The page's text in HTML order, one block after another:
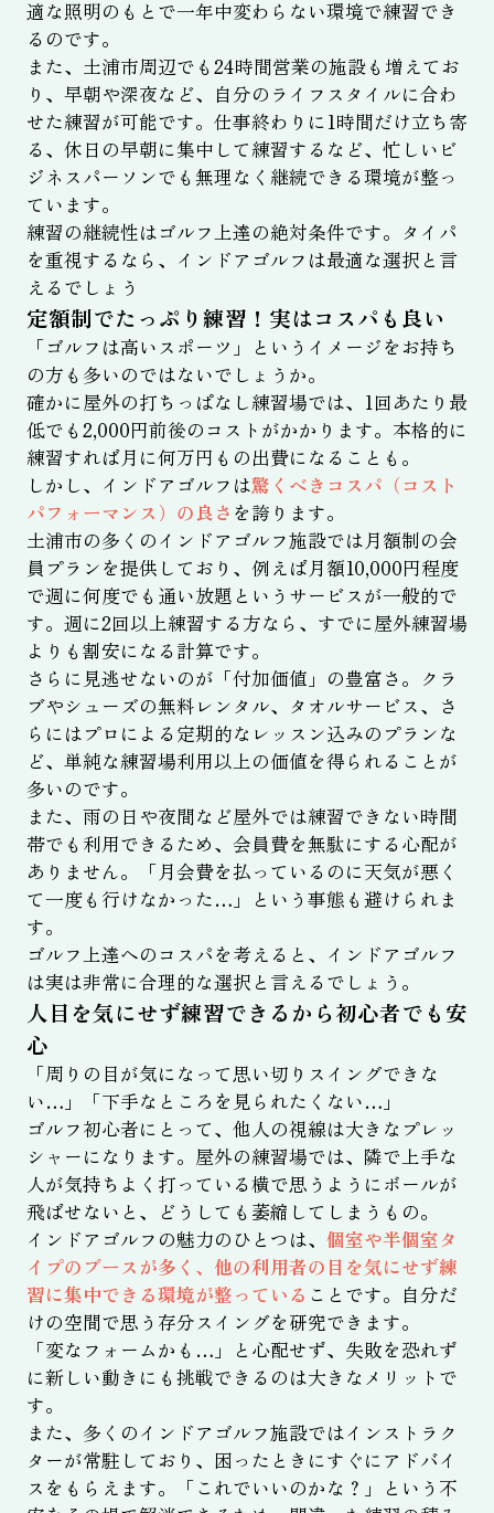
適な照明のもとで一年中変わらない環境で練習でき
るのです。
また、土浦市周辺でも24時間営業の施設も増えてお
り、早朝や深夜など、自分のライフスタイルに合わ
せた練習が可能です。仕事終わりに1時間だけ立ち寄
る、休日の早朝に集中して練習するなど、忙しいビ
ジネスパーソンでも無理なく継続できる環境が整っ
ています。
練習の継続性はゴルフ上達の絶対条件です。タイパ
を重視するなら、インドアゴルフは最適な選択と言
えるでしょう
定額制でたっぷり練習！実はコスパも良い
「ゴルフは高いスポーツ」というイメージをお持ち
の方も多いのではないでしょうか。
確かに屋外の打ちっぱなし練習場では、1回あたり最
低でも2,000円前後のコストがかかります。本格的に
練習すれば月に何万円もの出費になることも。
しかし、インドアゴルフは驚くべきコスパ（コスト
パフォーマンス）の良さ を誇ります。
土浦市の多くのインドアゴルフ施設では月額制の会
員プランを提供しており、例えば月額10,000円程度
で週に何度でも通い放題というサービスが一般的で
す。週に2回以上練習する方なら、すでに屋外練習場
よりも割安になる計算です。
さらに見逃せないのが「付加価値」の豊富さ。クラ
ブやシューズの無料レンタル、タオルサービス、さ
らにはプロによる定期的なレッスン込みのプランな
ど、単純な練習場利用以上の価値を得られることが
多いのです。
また、雨の日や夜間など屋外では練習できない時間
帯でも利用できるため、会員費を無駄にする心配が
ありません。「月会費を払っているのに天気が悪く
て一度も行けなかった…」という事態も避けられま
す。
ゴルフ上達へのコスパを考えると、インドアゴルフ
は実は非常に合理的な選択と言えるでしょう。
人目を気にせず練習できるから初心者でも安
心
「周りの目が気になって思い切りスイングできな
い…」「下手なところを見られたくない…」
ゴルフ初心者にとって、他人の視線は大きなプレッ
シャーになります。屋外の練習場では、隣で上手な
人が気持ちよく打っている横で思うようにボールが
飛ばせないと、どうしても萎縮してしまうもの。
インドアゴルフの魅力のひとつは、 個室や半個室タ
イプのブースが多く、他の利用者の目を気にせず練
習に集中できる環境が整っている ことです。自分だ
けの空間で思う存分スイングを研究できます。
「変なフォームかも…」と心配せず、失敗を恐れず
に新しい動きにも挑戦できるのは大きなメリットで
す。
また、多くのインドアゴルフ施設ではインストラク
ターが常駐しており、困ったときにすぐにアドバイ
スをもらえます。「これでいいのかな？」という不